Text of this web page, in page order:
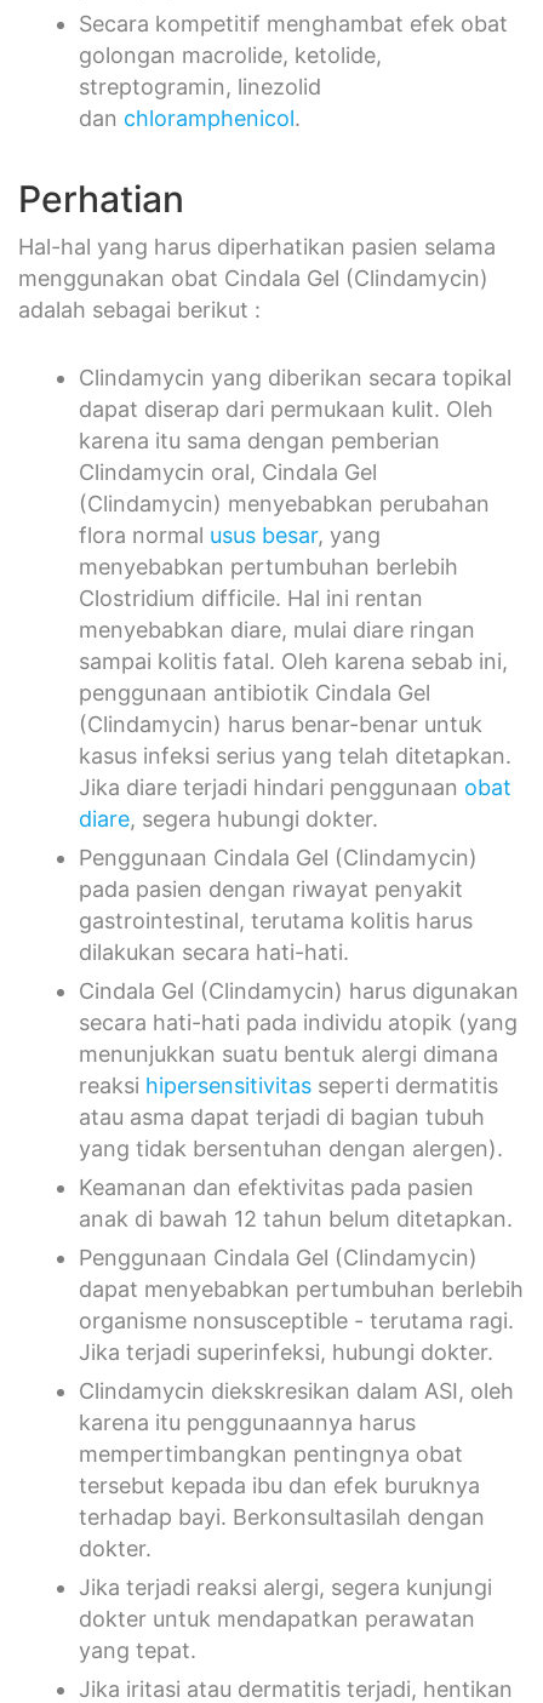
Secara kompetitif menghambat efek obat
golongan macrolide, ketolide,
streptogramin, linezolid
dan chloramphenicol.
Perhatian
Hal-hal yang harus diperhatikan pasien selama
menggunakan obat Cindala Gel (Clindamycin)
adalah sebagai berikut :
Clindamycin yang diberikan secara topikal
dapat diserap dari permukaan kulit. Oleh
karena itu sama dengan pemberian
Clindamycin oral, Cindala Gel
(Clindamycin) menyebabkan perubahan
flora normal usus besar, yang
menyebabkan pertumbuhan berlebih
Clostridium difficile. Hal ini rentan
menyebabkan diare, mulai diare ringan
sampai kolitis fatal. Oleh karena sebab ini,
penggunaan antibiotik Cindala Gel
(Clindamycin) harus benar-benar untuk
kasus infeksi serius yang telah ditetapkan.
Jika diare terjadi hindari penggunaan obat
diare, segera hubungi dokter.
Penggunaan Cindala Gel (Clindamycin)
pada pasien dengan riwayat penyakit
gastrointestinal, terutama kolitis harus
dilakukan secara hati-hati.
Cindala Gel (Clindamycin) harus digunakan
secara hati-hati pada individu atopik (yang
menunjukkan suatu bentuk alergi dimana
reaksi hipersensitivitas seperti dermatitis
atau asma dapat terjadi di bagian tubuh
yang tidak bersentuhan dengan alergen).
Keamanan dan efektivitas pada pasien
anak di bawah 12 tahun belum ditetapkan.
Penggunaan Cindala Gel (Clindamycin)
dapat menyebabkan pertumbuhan berlebih
organisme nonsusceptible - terutama ragi.
Jika terjadi superinfeksi, hubungi dokter.
Clindamycin diekskresikan dalam ASI, oleh
karena itu penggunaannya harus
mempertimbangkan pentingnya obat
tersebut kepada ibu dan efek buruknya
terhadap bayi. Berkonsultasilah dengan
dokter.
Jika terjadi reaksi alergi, segera kunjungi
dokter untuk mendapatkan perawatan
yang tepat.
Jika iritasi atau dermatitis terjadi, hentikan